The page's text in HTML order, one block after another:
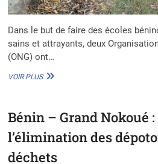
Dans le but de faire des écoles
sains et attrayants, deux
(ONG) ont…
VOIR PLUSBÉNIN
PERNESOH
NASEF
POUR
Bénin – Grand Nokoué
l’élimination des
déchets